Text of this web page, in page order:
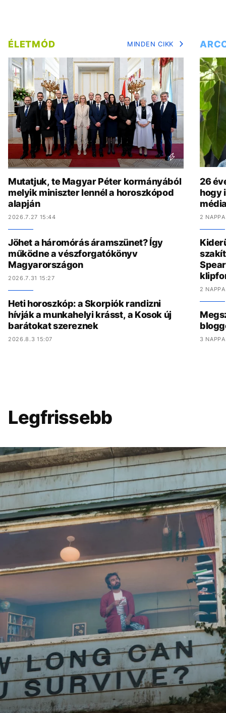
ÉLETMÓD MINDEN CIKK
Mutatjuk, te Magyar Péter kormányából
melyik miniszter lennél a horoszkópod
alapján
2026.7.27 15:44
Jöhet a háromórás áramszünet? Így
működne a vészforgatókönyv
Magyarországon
2026.7.31 15:27
Heti horoszkóp: a Skorpiók randizni
hívják a munkahelyi krásst, a Kosok új
barátokat szereznek
2026.8.3 15:07
26
hogy
2
2
3
Legfrissebb